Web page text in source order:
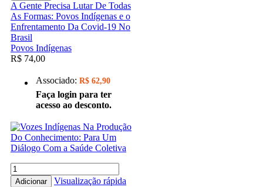
A Gente Precisa Lutar De Todas
As Formas: Povos Indígenas e o
Enfrentamento Da Covid-19 No
Brasil
Povos Indígenas
R$ 74,00
Associado: R$ 62,90
Faça login para ter
acesso ao desconto.
Adicionar
Visualização rápida